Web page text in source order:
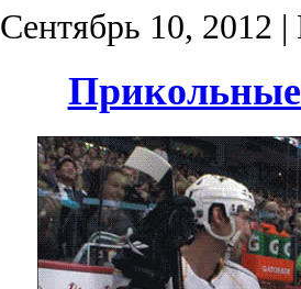
Сентябрь 10, 2012 |